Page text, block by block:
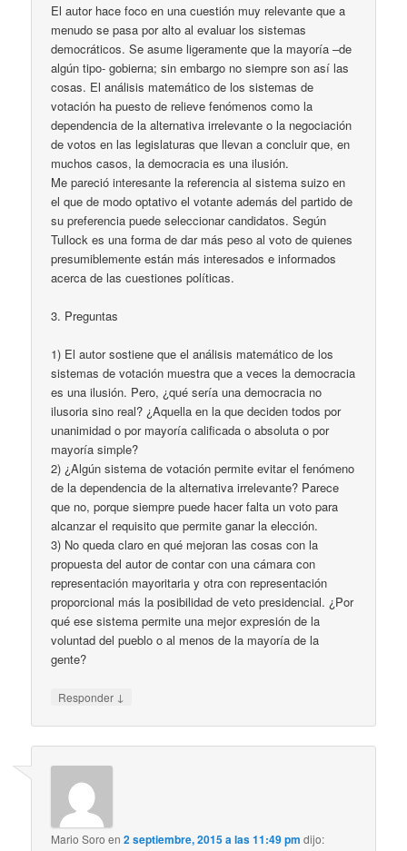
El autor hace foco en una cuestión muy relevante que a
menudo se pasa por alto al evaluar los sistemas
democráticos. Se asume ligeramente que la mayoría –de
algún tipo- gobierna; sin embargo no siempre son así las
cosas. El análisis matemático de los sistemas de
votación ha puesto de relieve fenómenos como la
dependencia de la alternativa irrelevante o la negociación
de votos en las legislaturas que llevan a concluir que, en
muchos casos, la democracia es una ilusión.
Me pareció interesante la referencia al sistema suizo en
el que de modo optativo el votante además del partido de
su preferencia puede seleccionar candidatos. Según
Tullock es una forma de dar más peso al voto de quienes
presumiblemente están más interesados e informados
acerca de las cuestiones políticas.
3. Preguntas
1) El autor sostiene que el análisis matemático de los
sistemas de votación muestra que a veces la democracia
es una ilusión. Pero, ¿qué sería una democracia no
ilusoria sino real? ¿Aquella en la que deciden todos por
unanimidad o por mayoría calificada o absoluta o por
mayoría simple?
2) ¿Algún sistema de votación permite evitar el fenómeno
de la dependencia de la alternativa irrelevante? Parece
que no, porque siempre puede hacer falta un voto para
alcanzar el requisito que permite ganar la elección.
3) No queda claro en qué mejoran las cosas con la
propuesta del autor de contar con una cámara con
representación mayoritaria y otra con representación
proporcional más la posibilidad de veto presidencial. ¿Por
qué ese sistema permite una mejor expresión de la
voluntad del pueblo o al menos de la mayoría de la
gente?
Responder ↓
Mario Soro en2 septiembre, 2015 a las 11:49 pm dijo: